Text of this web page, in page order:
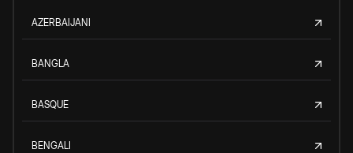
AZERBAIJANI
BANGLA
BASQUE
BENGALI